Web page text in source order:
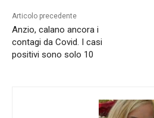
Articolo precedente
Anzio, calano ancora i
contagi da Covid. I casi
positivi sono solo 10